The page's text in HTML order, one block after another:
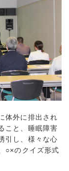
体外に排出され
こと、睡眠障害
引し、様々な心
○×のクイズ形式